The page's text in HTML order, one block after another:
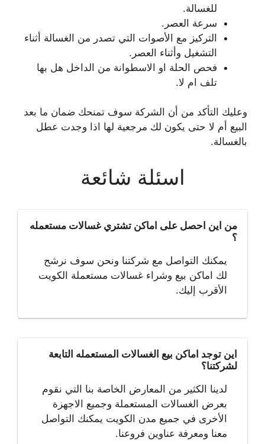
للغسالة.
سرعة العصر.
التركيز مع الأصوات التي تصدر من الغسالة أثناء
التشغيل وأثناء العصر.
فحص الحلة او الاسطوانة من الداخل هل بها
تلف ام لا.
وعليك التأكد من أن الشركة سوف تمنحك ضمان ما بعد
البيع أم لا حتى يكون لك مرجعية لها اذا وجدت عطل
بالغسالة.
اسئلة شائعة
من اين احصل على اماكن تشتري غسالات مستعمله
؟
يمكنك التواصل مع شركتنا ونحن سوف نرشح
لك اماكن بيع وشراء غسالات مستعملة الكويت
الأقرب إليك.
اين توجد اماكن بيع الغسالات المستعمله التابعة
لشركتنا؟
لدينا الكثير من المعارض الخاصة بنا التي نقوم
بعرض الغسالات المستعملة وجميع الاجهزة
الأخرى في جميع مدن الكويت يمكنك التواصل
معنا ومعرفة عناوين فروعنا.